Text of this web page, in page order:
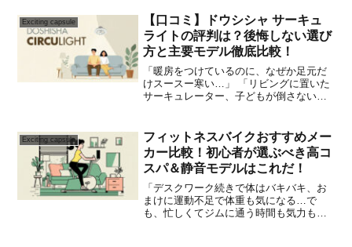
Exciting capsule
【口コミ】ドウシシャ サーキュ
ライトの評判は？後悔しない選び
方と主要モデル徹底比較！
「暖房をつけているのに、なぜか足元だ
けスースー寒い…」 「リビングに置いた
サーキュレーター、子どもが倒さないか
こんな「空気の淀み」に関するお悩み、
あなたのご家庭にもあり...
Exciting capsule
フィットネスバイクおすすめメー
カー比較！初心者が選ぶべき高コ
スパ＆静音モデルはこれだ！
「デスクワーク続きで体はバキバキ、お
まけに運動不足で体重も気になる…で
も、忙しくてジムに通う時間も気力もな